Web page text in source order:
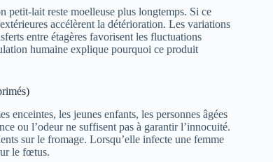
petit-lait reste moelleuse plus longtemps. Si ce
accélèrent la détérioration. Les variations
entre étagères favorisent les fluctuations
humaine explique pourquoi ce produit
enceintes, les jeunes enfants, les personnes âgées
ou l’odeur ne suffisent pas à garantir l’innocuité.
sur le fromage. Lorsqu’elle infecte une femme
le fœtus.